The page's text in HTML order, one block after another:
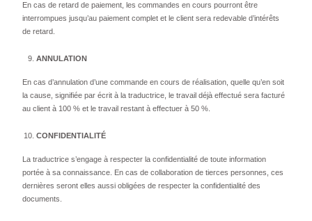
En cas de retard de paiement, les commandes en cours pourront être
interrompues jusqu’au paiement complet et le client sera redevable d’intérêts
de retard.
ANNULATION
En cas d’annulation d’une commande en cours de réalisation, quelle qu’en soit
la cause, signifiée par écrit à la traductrice, le travail déjà effectué sera facturé
au client à 100 % et le travail restant à effectuer à 50 %.
CONFIDENTIALITÉ
La traductrice s’engage à respecter la confidentialité de toute information
portée à sa connaissance. En cas de collaboration de tierces personnes, ces
dernières seront elles aussi obligées de respecter la confidentialité des
documents.